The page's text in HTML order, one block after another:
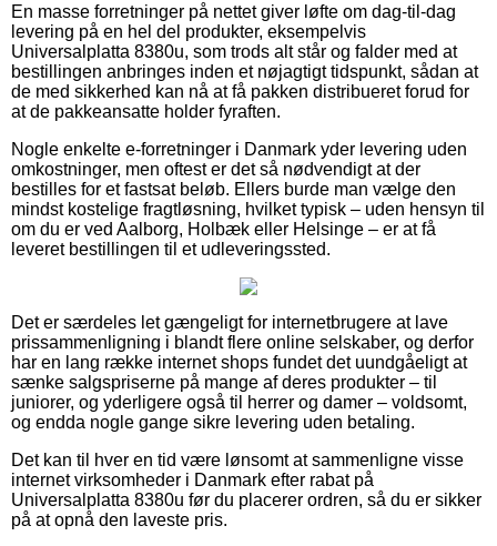
En masse forretninger på nettet giver løfte om dag-til-dag
levering på en hel del produkter, eksempelvis
Universalplatta 8380u, som trods alt står og falder med at
bestillingen anbringes inden et nøjagtigt tidspunkt, sådan at
de med sikkerhed kan nå at få pakken distribueret forud for
at de pakkeansatte holder fyraften.
Nogle enkelte e-forretninger i Danmark yder levering uden
omkostninger, men oftest er det så nødvendigt at der
bestilles for et fastsat beløb. Ellers burde man vælge den
mindst kostelige fragtløsning, hvilket typisk – uden hensyn til
om du er ved Aalborg, Holbæk eller Helsinge – er at få
leveret bestillingen til et udleveringssted.
Det er særdeles let gængeligt for internetbrugere at lave
prissammenligning i blandt flere online selskaber, og derfor
har en lang række internet shops fundet det uundgåeligt at
sænke salgspriserne på mange af deres produkter – til
juniorer, og yderligere også til herrer og damer – voldsomt,
og endda nogle gange sikre levering uden betaling.
Det kan til hver en tid være lønsomt at sammenligne visse
internet virksomheder i Danmark efter rabat på
Universalplatta 8380u før du placerer ordren, så du er sikker
på at opnå den laveste pris.